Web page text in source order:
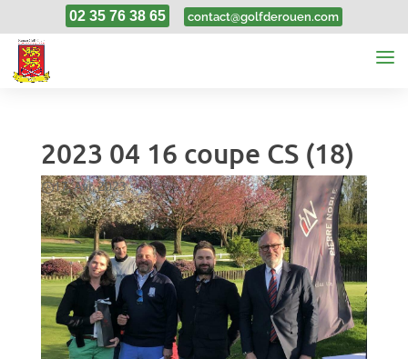
02 35 76 38 65 contact@golfderouen.com
2023 04 16 coupe CS (18)
17, Avr, 2023